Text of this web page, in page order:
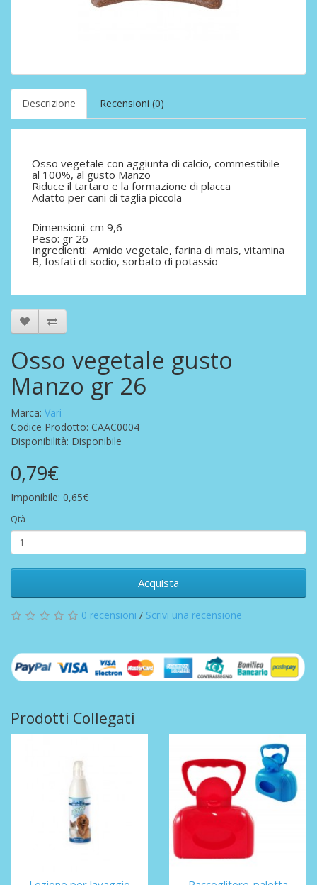
Descrizione Recensioni (0)
Osso vegetale con aggiunta di calcio, commestibile
al 100%, al gusto Manzo
Riduce il tartaro e la formazione di placca
Adatto per cani di taglia piccola
Dimensioni: cm 9,6
Peso: gr 26
Ingredienti: Amido vegetale, farina di mais, vitamina
B, fosfati di sodio, sorbato di potassio
Osso vegetale gusto
Manzo gr 26
Marca: Vari
Codice Prodotto: CAAC0004
Disponibilità: Disponibile
0,79€
Imponibile: 0,65€
Qtà
Acquista
0 recensioni / Scrivi una recensione
Prodotti Collegati